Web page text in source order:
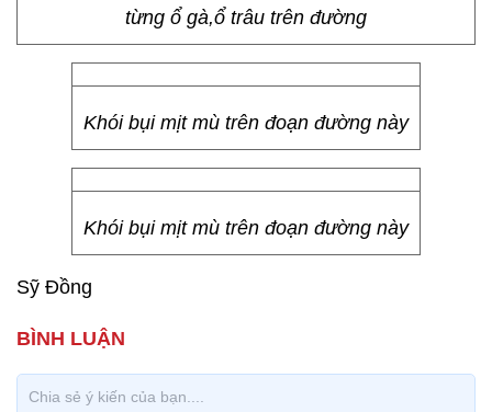
từng ổ gà,ổ trâu trên đường
Khói bụi mịt mù trên đoạn đường này
Khói bụi mịt mù trên đoạn đường này
Sỹ Đồng